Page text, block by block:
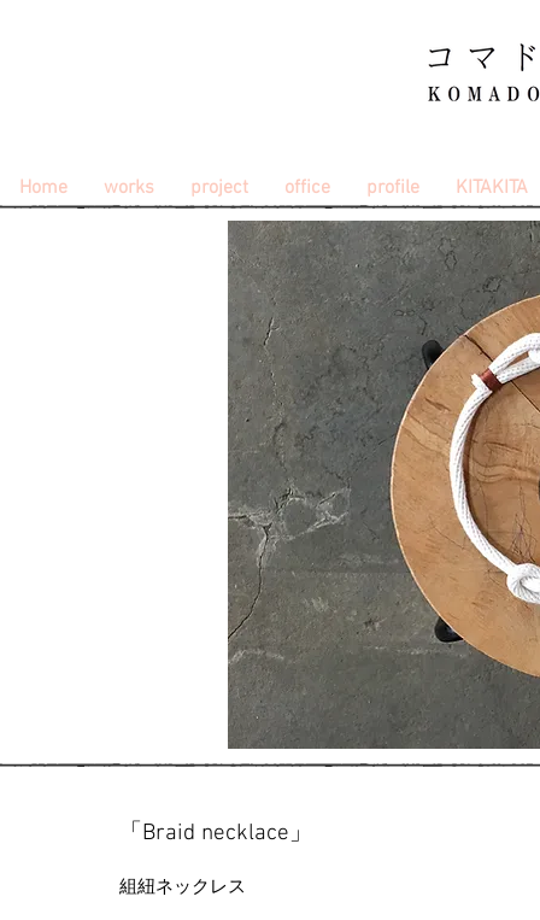
Home works project office profile KITAKITA
「Braid necklace」
組紐ネックレス